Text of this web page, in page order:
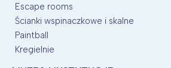
Escape rooms
Ścianki wspinaczkowe i skalne
Paintball
Kregielnie